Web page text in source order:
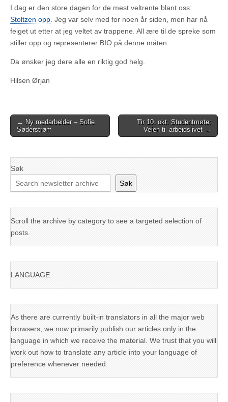
I dag er den store dagen for de mest veltrente blant oss:
Stoltzen opp. Jeg var selv med for noen år siden, men har nå
feiget ut etter at jeg veltet av trappene. All ære til de spreke som
stiller opp og representerer BIO på denne måten.
Da ønsker jeg dere alle en riktig god helg.
Hilsen Ørjan
Post
navigation
← Ny medarbeider – Sofie
Søderstrøm
Tir 10. okt. Studentmøte:
Veien til arbeidslivet →
Søk
Søk
Scroll the archive by category to see a targeted selection of
posts.
LANGUAGE:
As there are currently built-in translators in all the major web
browsers, we now primarily publish our articles only in the
language in which we receive the material. We trust that you will
work out how to translate any article into your language of
preference whenever needed.